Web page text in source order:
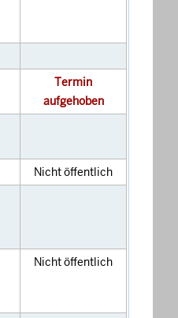
Termin
aufgehoben
Nicht öffentlich
Nicht öffentlich